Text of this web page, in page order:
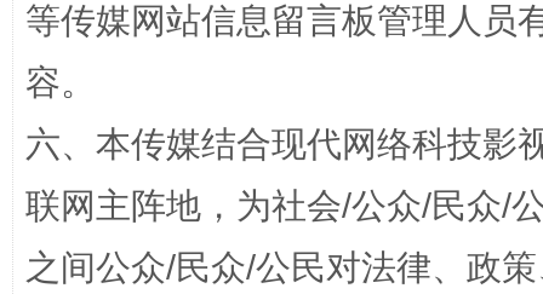
“蜀中异人”王建安的艺术幻境
等传媒网站信息留言板管理人员
容。
六、本传媒结合现代网络科技影
联网主阵地，为社会/公众/民众/
之间公众/民众/公民对法律、政